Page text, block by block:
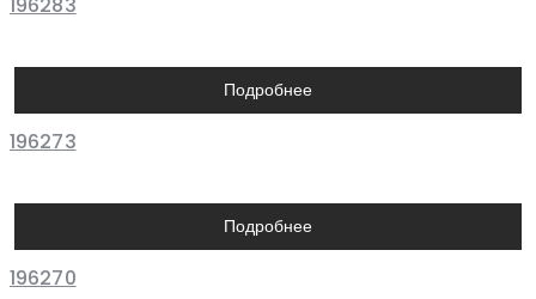
Подробнее
196273
Подробнее
196270